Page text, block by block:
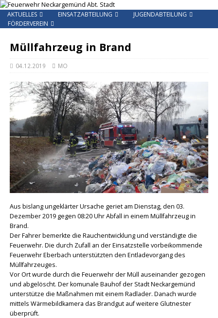
AKTUELLES EINSATZABTEILUNG
JUGENDABTEILUNG
FÖRDERVEREIN
Müllfahrzeug in Brand
04.12.2019 MO
Aus bislang ungeklärter Ursache geriet am Dienstag, den 03.
Dezember 2019 gegen 08:20 Uhr Abfall in einem Müllfahrzeug in
Brand.
Der Fahrer bemerkte die Rauchentwicklung und verständigte die
Feuerwehr. Die durch Zufall an der Einsatzstelle vorbeikommende
Feuerwehr Eberbach unterstützten den Entladevorgang des
Müllfahrzeuges.
Vor Ort wurde durch die Feuerwehr der Müll auseinander gezogen
und abgelöscht. Der komunale Bauhof der Stadt Neckargemünd
unterstütze die Maßnahmen mit einem Radlader. Danach wurde
mittels Wärmebildkamera das Brandgut auf weitere Glutnester
überprüft.